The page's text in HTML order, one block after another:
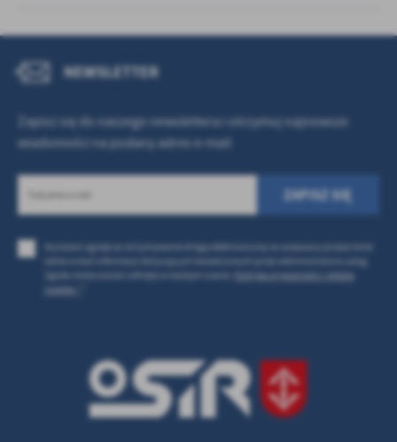
NEWSLETTER
Zapisz się do naszego newslettera i otrzymuj najnowsze
wiadomości na podany adres e-mail
Wyrażam zgodę na otrzymywanie drogą elektroniczną na wskazany przeze mnie
adres e-mail informacji dotyczących świadczonych przez Administratora usług.
Zgoda może zostać cofnięta w każdym czasie.
Polityka prywatności i plików
cookies *